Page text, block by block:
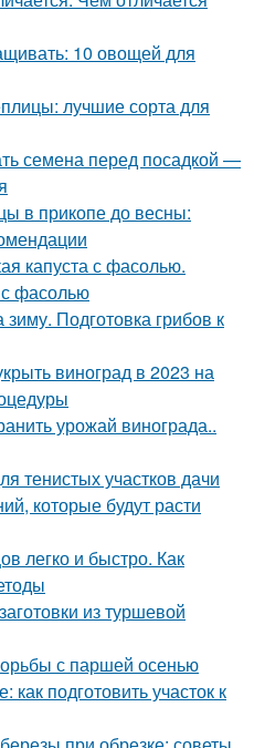
10 овощей для
лучшие сорта для
семена перед посадкой —
в прикопе до весны:
капуста с фасолью.
с фасолью
Подготовка грибов к
виноград в 2023 на
урожай винограда..
тенистых участков дачи
которые будут расти
легко и быстро. Как
из туршевой
с паршей осенью
подготовить участок к